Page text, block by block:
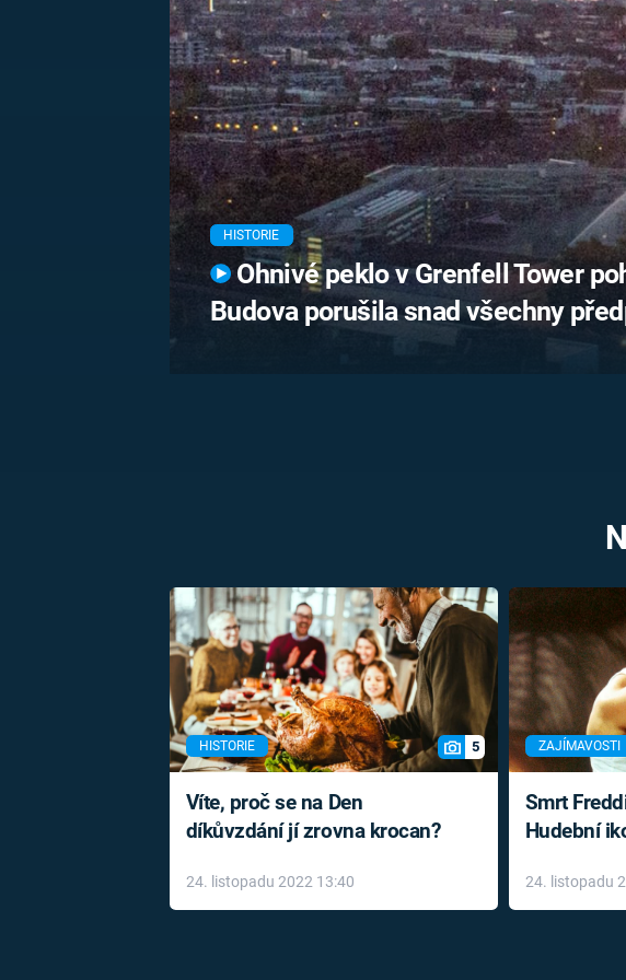
PRVNÍ SVĚTOVÁ
MARIE TEREZIE
NAPOLEON
BONAPARTE
BRITSKÁ
KRÁLOVSKÁ
RODINA
HISTORIE
Ohnivé peklo v Grenfell Tower
Budova porušila snad všechny
HISTORIE 5
Víte, proč se na Den
díkůvzdání jí zrovna krocan?
24. listopadu 2022 13:40
ZAJÍMAVOSTI
Smrt
Hudební
léky
24. listopadu